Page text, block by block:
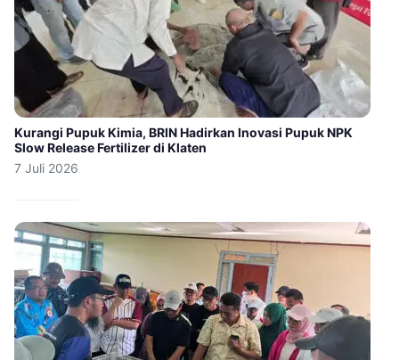
Kurangi Pupuk Kimia, BRIN Hadirkan Inovasi Pupuk NPK
Slow Release Fertilizer di Klaten
7 Juli 2026